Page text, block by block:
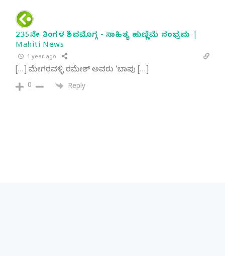
235ನೇ ತಿಂಗಳ ಶಿವಮೊಗ್ಗ - ಸಾಹಿತ್ಯ ಹುಣ್ಣಿಮೆ ಸಂಭ್ರಮ |
Mahiti News
1 year ago
[…] ಮೇಗರವಳ್ಳಿ ರಮೇಶ್ ಅವರು ‘ಬಾಪು […]
0 Reply